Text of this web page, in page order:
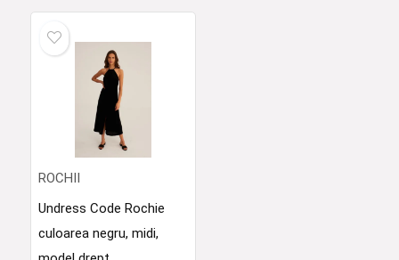
ROCHII
Undress Code Rochie
culoarea negru, midi,